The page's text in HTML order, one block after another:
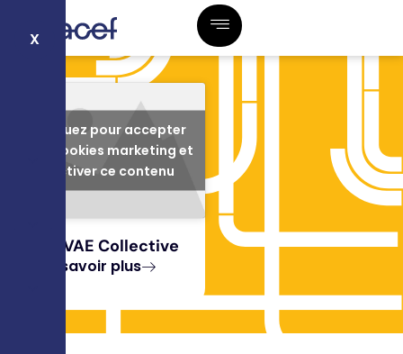
X
Cliquez pour accepter
les cookies marketing et
activer ce contenu
La VAE Collective
En savoir plus